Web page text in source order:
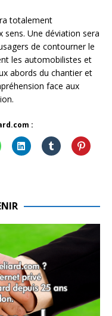
totalement
Une déviation sera
de contourner le
les automobilistes et
abords du chantier et
face aux
: